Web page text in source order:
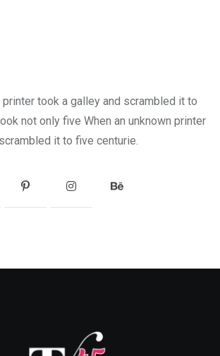
printer took a galley and scrambled it to
not only five When an unknown printer
it to five centurie.